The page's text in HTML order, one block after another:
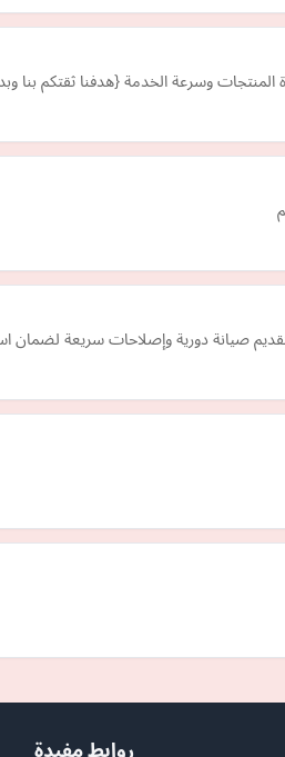
المنتجات وسرعة الخدمة {هدفنا ثقتكم بنا
صيانة دورية وإصلاحات سريعة لضمان
روابط مفيدة